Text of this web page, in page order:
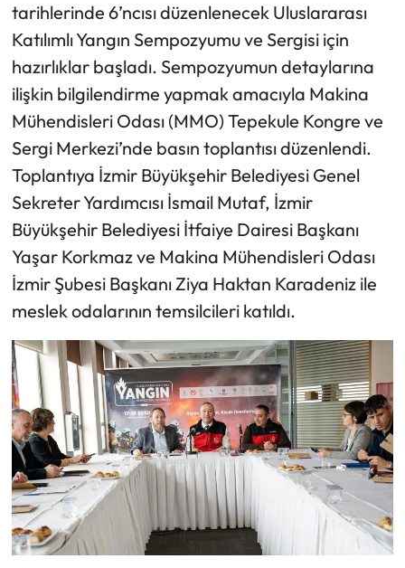
tarihlerinde 6’ncısı düzenlenecek Uluslararası
Katılımlı Yangın Sempozyumu ve Sergisi için
hazırlıklar başladı. Sempozyumun detaylarına
ilişkin bilgilendirme yapmak amacıyla Makina
Mühendisleri Odası (MMO) Tepekule Kongre ve
Sergi Merkezi’nde basın toplantısı düzenlendi.
Toplantıya İzmir Büyükşehir Belediyesi Genel
Sekreter Yardımcısı İsmail Mutaf, İzmir
Büyükşehir Belediyesi İtfaiye Dairesi Başkanı
Yaşar Korkmaz ve Makina Mühendisleri Odası
İzmir Şubesi Başkanı Ziya Haktan Karadeniz ile
meslek odalarının temsilcileri katıldı.